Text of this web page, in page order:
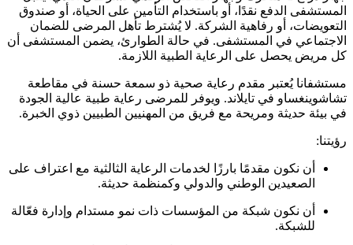
المستشفى الدفع نقدًا، أو باستخدام التأمين على الحياة، أو صندوق
التعويضات، أو رفاهية الشركة. لا يُشترط تأهل المرضى للضمان
الاجتماعي في المستشفى. في حالة الطوارئ، يضمن المستشفى أن
كل مريض يحصل على الرعاية الطبية اللازمة.
مستشفانا يُعتبر مقدم رعاية صحية ذو سمعة حسنة في مقاطعة
تشاشوينغساو في تايلاند. ويوفر للمرضى رعاية طبية عالية الجودة
في بيئة حديثة ومريحة مع فريق من المهنيين الطبيين ذوي الخبرة.
رؤيتنا:
أن نكون مقدمًا بارزًا لخدمات الرعاية الثالثية مع اعتراف على
الصعيدين الوطني والدولي وكمنظمة حديثة.
أن نكون شبكة من المؤسسات ذات نمو مستدام وإدارة فعّالة
للشبكة.